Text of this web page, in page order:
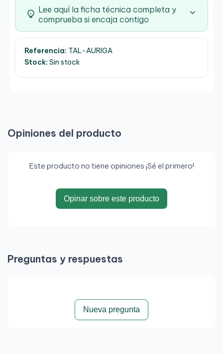
con gomas, capacidad para 4 SSD y 2 HDD...
Descubre la nueva Serie Shield de Talius.
Lee aquí la ficha técnica completa y
comprueba si encaja contigo
Referencia: TAL-AURIGA
Stock: Sin stock
Opiniones del producto
Este producto no tiene opiniones ¡Sé el primero!
Opinar sobre este producto
Preguntas y respuestas
Nueva pregunta